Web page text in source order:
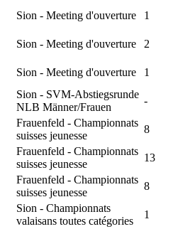
Sion - Meeting d'ouverture 1
Sion - Meeting d'ouverture 2
Sion - Meeting d'ouverture 1
Sion - SVM-Abstiegsrunde
NLB Männer/Frauen
-
Frauenfeld - Championnats
suisses jeunesse
8
Frauenfeld - Championnats
suisses jeunesse
13
Frauenfeld - Championnats
suisses jeunesse
8
Sion - Championnats
valaisans toutes catégories
1